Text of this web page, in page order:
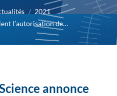
2021
l’autorisation de…
annonce